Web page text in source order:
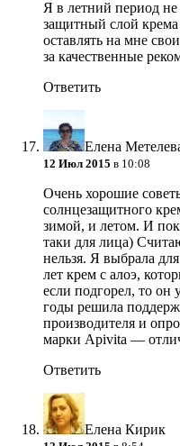
Я в летний период
защитный слой
оставлять на мне
за качественные
Ответить
Елена
12 Июл 2015 в 10:08
Очень хорошие
солнцезащитного
зимой, и летом. И
таки для лица)
нельзя. Я выбрала
лет крем с алоэ,
если подгорел, то он
годы решила
производителя и
марки Apivita —
Ответить
Елена Кирик